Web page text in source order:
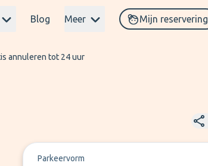
Blog Meer Mijn reservering
annuleren tot 24 uur
Parkeervorm